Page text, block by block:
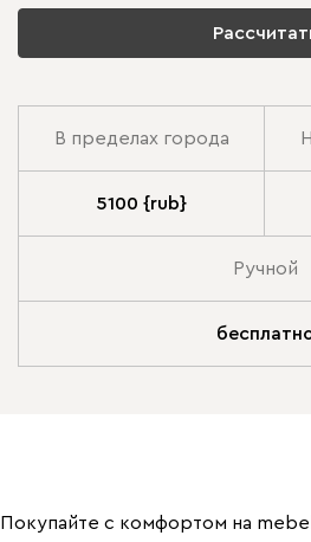
В пределах города
5100 {rub}
Ручной
Покупайте с комфортом на